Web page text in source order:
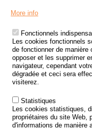
Menu
Footer
LES SITES PUBLICS
ÉTAT DE L’INSÉCURITÉ
TRAITEMENT DES
LA ROUTE
ETUDES ET RECHERCHES
APPEL À PROJETS
POLITIQUE DE SÉCURITÉ
Outils
More info
Fonctionnels
Les cookies fonctionnels
de fonctionner de
opposer et les supprimer
navigateur, cependant
dégradée et ceci sera
visiterez.
Statistiques
Les cookies statistiques,
propriétaires du site Web,
d'informations de manière